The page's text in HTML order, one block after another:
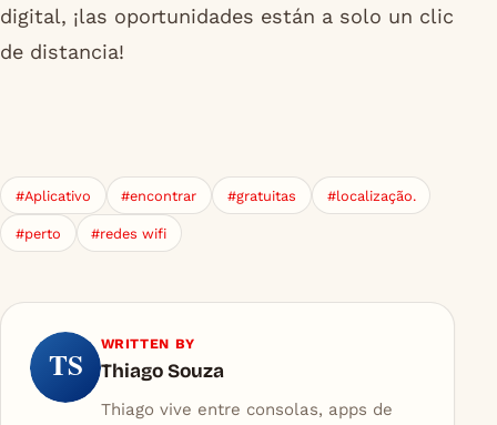
digital, ¡las oportunidades están a solo un clic
de distancia!
#Aplicativo #encontrar #gratuitas #localização.
#perto #redes wifi
TS
WRITTEN BY
Thiago Souza
Thiago vive entre consolas, apps de